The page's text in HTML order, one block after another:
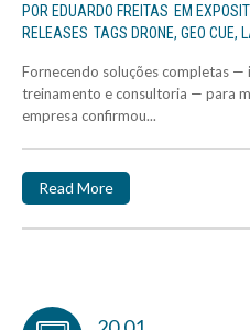
POR EDUARDO FREITAS EM
RELEASES TAGS DRONE, GEO CUE,
Fornecendo soluções completas
treinamento e consultoria — para
empresa confirmou...
Read More